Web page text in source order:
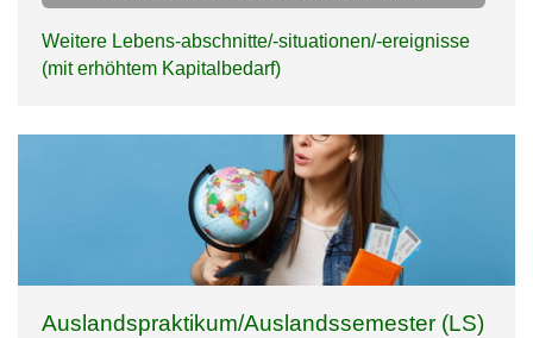
Weitere Lebens-abschnitte/-situationen/-ereignisse
(mit erhöhtem Kapitalbedarf)
Auslandspraktikum/Auslandssemester (LS)